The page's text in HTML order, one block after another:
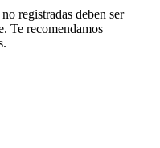
registradas deben ser
Te recomendamos